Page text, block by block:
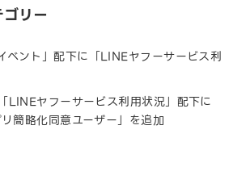
リー
ベント」配下に「LINEヤフーサービス利
LINEヤフーサービス利用状況」配下に
簡略化同意ユーザー」を追加